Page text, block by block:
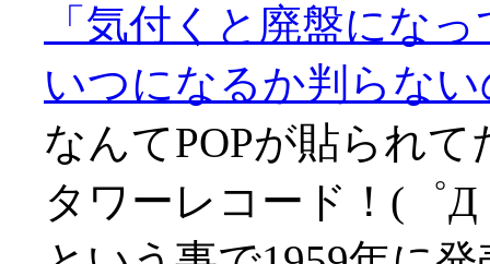
「気付くと廃盤にな
いつになるか判らな
なんてPOPが貼られ
タワーレコード！(゜Д